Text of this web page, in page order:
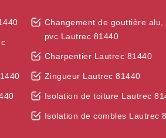
Changement de gouttière alu,
pvc Lautrec 81440
Charpentier Lautrec 81440
Zingueur Lautrec 81440
Isolation de toiture Lautrec
Isolation de combles Lautrec